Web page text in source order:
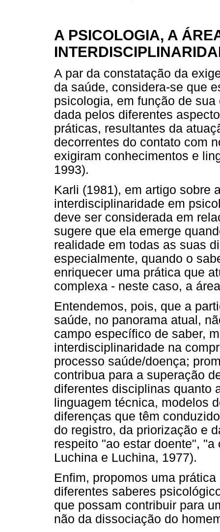
A PSICOLOGIA, A
A par da constatação da
da saúde, considera-se que
psicologia, em função de
dada pelos diferentes
práticas, resultantes da
decorrentes do contato com
exigiram conhecimentos e
1993).
Karli (1981), em artigo sobre
interdisciplinaridade em
deve ser considerada em
sugere que ela emerge
realidade em todas as suas
especialmente, quando o
enriquecer uma prática que
complexa - neste caso, a
Entendemos, pois, que a
saúde, no panorama atual,
campo específico de saber,
interdisciplinaridade na
processo saúde/doença;
contribua para a superação
diferentes disciplinas quanto
linguagem técnica, modelos
diferenças que têm
do registro, da priorização e
respeito "ao estar doente",
Luchina e Luchina, 1977).
Enfim, propomos uma
diferentes saberes
que possam contribuir para
não da dissociação do